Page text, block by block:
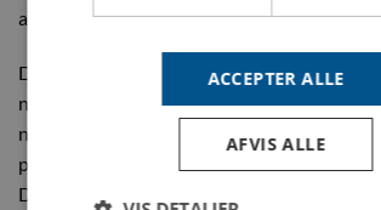
af anvendelser.
Det robuste design af Serie 30 (6B + 6R)
nem og vedligeholdelsen minimal. Du kan
nedetider og øget driftseffektivitet, så du
produktionen frem for at bekymre dig om
Den pålidelige konstruktion betyder, at du
ACCEPTER ALLE
AFVIS ALLE